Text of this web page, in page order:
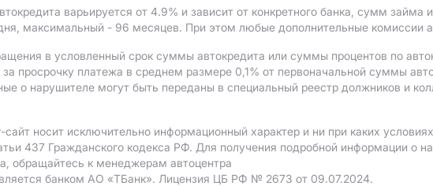
варьируется от 4.9% и зависит от конкретного банка, сумм
максимальный - 96 месяцев. При этом любые дополнительные комиссии
в условленный срок суммы автокредита или суммы процентов по
просрочку платежа в среднем размере 0,1% от первоначальной суммы
о нарушителе могут быть переданы в специальный реестр должников и
носит исключительно информационный характер и ни при каких
437 Гражданского кодекса РФ. Для получения подробной информации о
обращайтесь к менеджерам автоцентра
банком АO «ТБанк». Лицензия ЦБ РФ № 2673 от 09.07.2024.